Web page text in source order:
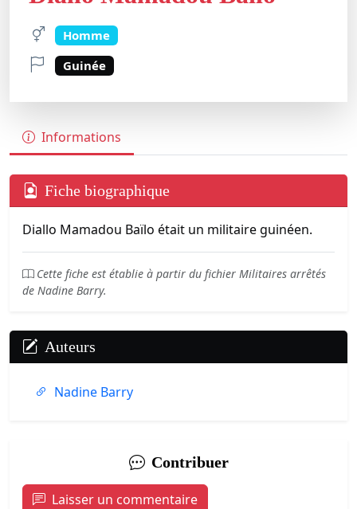
Homme
Guinée
Informations
Fiche biographique
Diallo Mamadou Baïlo était un militaire guinéen.
Cette fiche est établie à partir du fichier Militaires arrêtés
de Nadine Barry.
Auteurs
Nadine Barry
Contribuer
Laisser un commentaire